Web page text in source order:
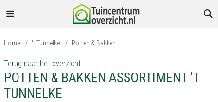
Home / 't Tunnelke / Potten & Bakken
Terug naar het overzicht
POTTEN & BAKKEN ASSORTIMENT 'T
TUNNELKE